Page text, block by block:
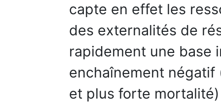
capte en effet les
des externalités de
rapidement une base
enchaînement
et plus forte